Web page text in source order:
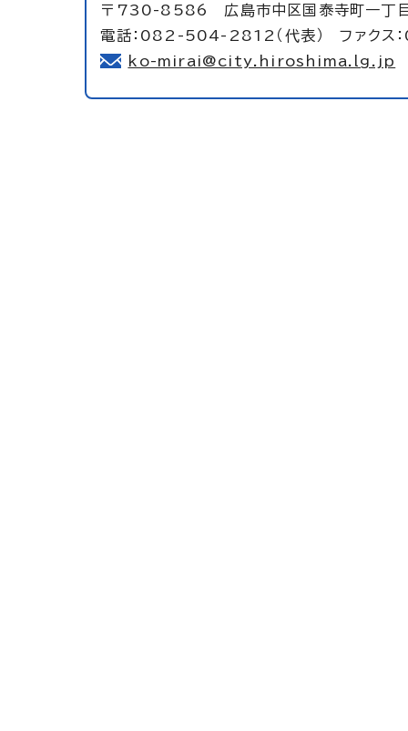
〒730-8586 広島市中区国泰寺町一丁目
電話：082-504-2812（代表） ファク
ko-mirai@city.hiroshima.lg.jp